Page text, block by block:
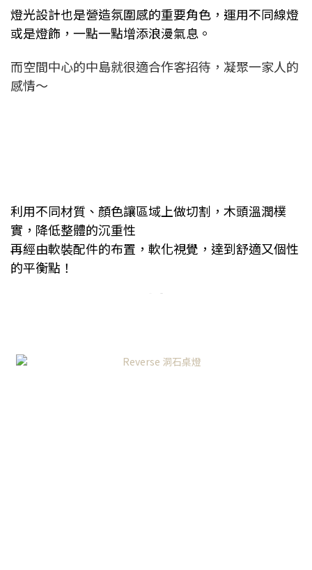
燈光設計也是營造氛圍感的重要角色，運用不同線燈
或是燈飾，一點一點增添浪漫氣息。
而空間中心的中島就很適合作客招待，凝聚一家人的
感情～
利用不同材質、顏色讓區域上做切割， 木頭溫潤樸
實，降低整體的沉重性
再經由軟裝配件的布置，軟化視覺，達到舒適又個性
的平衡點！